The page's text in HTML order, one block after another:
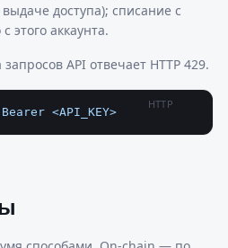
доступа); списание с
этого аккаунта.
API отвечает HTTP 429.
HTTP
Bearer <API_KEY>